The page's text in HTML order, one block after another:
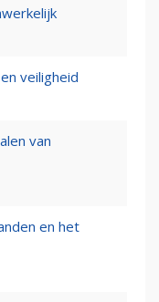
veiligheid
van
en het